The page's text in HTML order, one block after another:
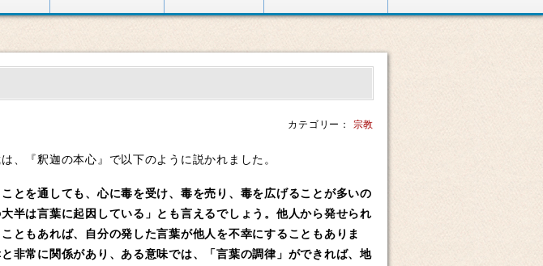
カテゴリー： 宗教
、『釈迦の本心』で以下のように説かれました。
ことを通しても、心に毒を受け、毒を売り、毒を広げることが多いの
半は言葉に起因している」とも言えるでしょう。他人から発せられ
ともあれば、自分の発した言葉が他人を不幸にすることもありま
非常に関係があり、ある意味では、「言葉の調律」ができれば、地